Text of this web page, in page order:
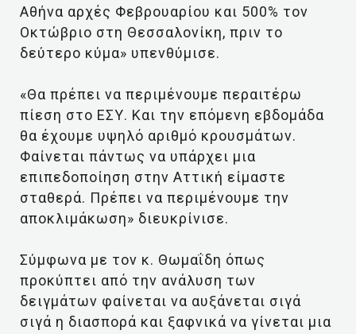
Αθήνα αρχές Φεβρουαρίου και 500% τον
Οκτώβριο στη Θεσσαλονίκη, πριν το
δεύτερο κύμα» υπενθύμισε.
«Θα πρέπει να περιμένουμε περαιτέρω
πίεση στο ΕΣΥ. Και την επόμενη εβδομάδα
θα έχουμε υψηλό αριθμό κρουσμάτων.
Φαίνεται πάντως να υπάρχει μια
επιπεδοποίηση στην Αττική είμαστε
σταθερά. Πρέπει να περιμένουμε την
αποκλιμάκωση» διευκρίνισε.
Σύμφωνα με τον κ. Θωμαΐδη όπως
προκύπτει από την ανάλυση των
δειγμάτων φαίνεται να αυξάνεται σιγά
σιγά η διασπορά και ξαφνικά να γίνεται μια